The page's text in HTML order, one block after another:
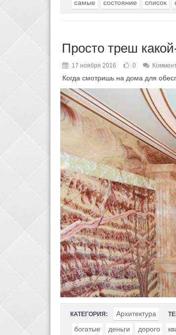
самые
состояние список
Просто треш
17 ноября 2016 0
Когда смотришь на дома для
КАТЕГОРИЯ: Архитектура
богатые
деньги дорого